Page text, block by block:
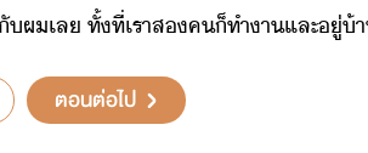
ผ​เล​ ​ทั้ที่​เรา​ส​ค​็​ทำา​และ​ู่​
ตอนต่อไป